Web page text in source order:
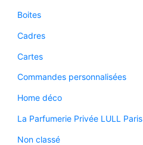
Boites
Cadres
Cartes
Commandes personnalisées
Home déco
La Parfumerie Privée LULL Paris
Non classé